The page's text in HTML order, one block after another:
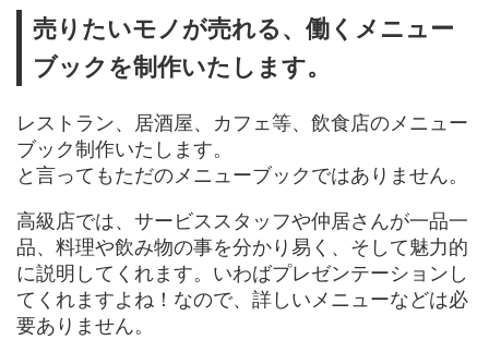
売りたいモノが売れる、働くメニュー
ブックを制作いたします。
レストラン、居酒屋、カフェ等、飲食店のメニュー
ブック制作いたします。
と言ってもただのメニューブックではありません。
高級店では、サービススタッフや仲居さんが一品一
品、料理や飲み物の事を分かり易く、そして魅力的
に説明してくれます。いわばプレゼンテーションし
てくれますよね！なので、詳しいメニューなどは必
要ありません。